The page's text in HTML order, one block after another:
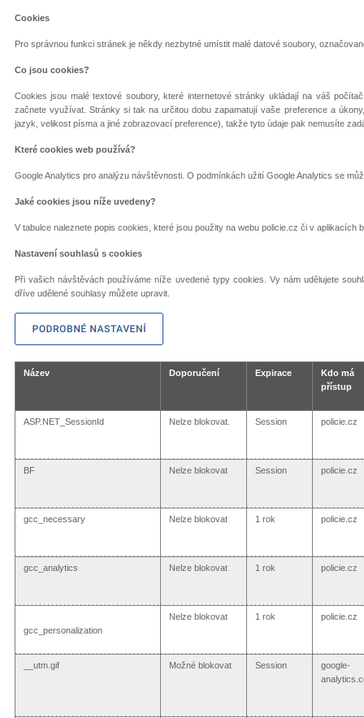
Cookies
Pro správnou funkci stránek je někdy nezbytné umístit malé datové soubory,
Co jsou cookies?
Cookies jsou malé textové soubory, které internetové stránky ukládají na váš
začnete využívat. Stránky si tak na určitou dobu zapamatují vaše preference a
jazyk, velikost písma a jiné zobrazovací preference), takže tyto údaje pak nemusíte
Které cookies web používá?
Google Analytics pro analýzu návštěvnosti. O podmínkách užití Google Analytics se
Jaké cookies jsou níže uvedeny?
V tabulce naleznete popis cookies, které jsou použity na webu policie.cz či v aplikacích
Nastavení souhlasů s cookies
Při vašich návštěvách používáme níže uvedené typy cookies. Vy nám udělujete
dříve udělené souhlasy můžete upravit.
Název Doporučení Expirace
Kdo má
přístup
ASP.NET_SessionId Nelze blokovat. Session policie.cz
BF Nelze blokovat Session policie.cz
gcc_necessary Nelze blokovat 1 rok policie.cz
gcc_analytics Nelze blokovat 1 rok policie.cz
gcc_personalization
Nelze blokovat 1 rok policie.cz
__utm.gif Možné blokovat Session
google-